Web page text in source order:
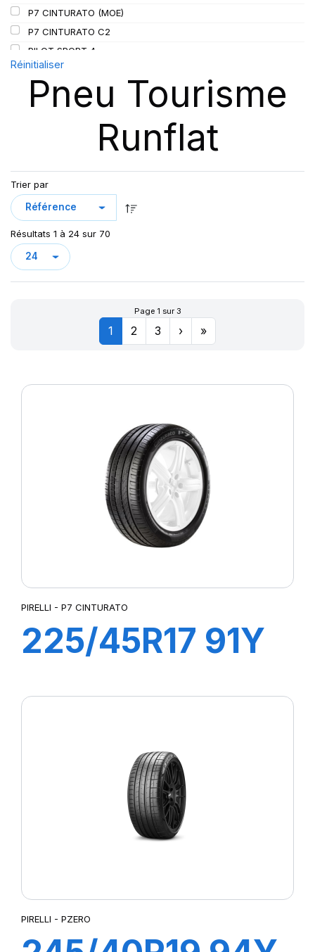
P7 CINTURATO (MOE)
P7 CINTURATO C2
PILOT SPORT 4
PILOT SPORT4
PILOT SPORT 4S
PILOT SUPER SPORT
P ZERO 5
PZERO PZ4
PZERO R-F ELCT
R-F P7 CINTURATO (*) K1
S-VERD
Réinitialiser
Pneu Tourisme
Runflat
Trier par
Résultats 1 à 24 sur 70
Page 1 sur 3
1 2 3 › »
PIRELLI - P7 CINTURATO
225/45R17 91Y
PIRELLI - PZERO